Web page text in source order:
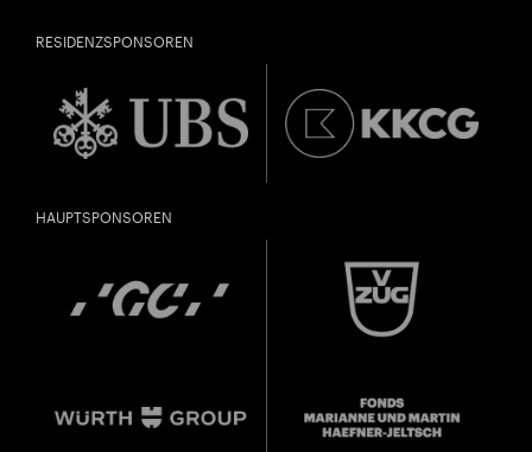
RESIDENZSPONSOREN
HAUPTSPONSOREN